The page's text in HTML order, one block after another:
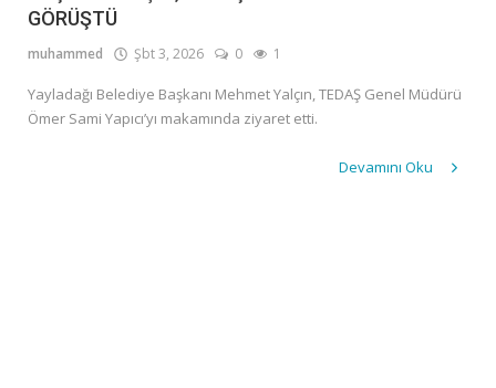
SPOR
GÖRÜŞTÜ
muhammed Şbt 3, 2026 0 1
Yayladağı Belediye Başkanı Mehmet Yalçın, TEDAŞ Genel Müdürü
Ömer Sami Yapıcı’yı makamında ziyaret etti.
Devamını Oku